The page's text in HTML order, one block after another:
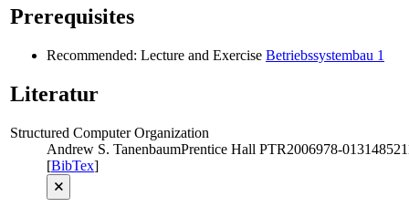
Prerequisites
Recommended: Lecture and Exercise Betriebssystembau 1
Literatur
Structured Computer Organization
Andrew S. TanenbaumPrentice Hall PTR2006978-
[BibTex]
🗙